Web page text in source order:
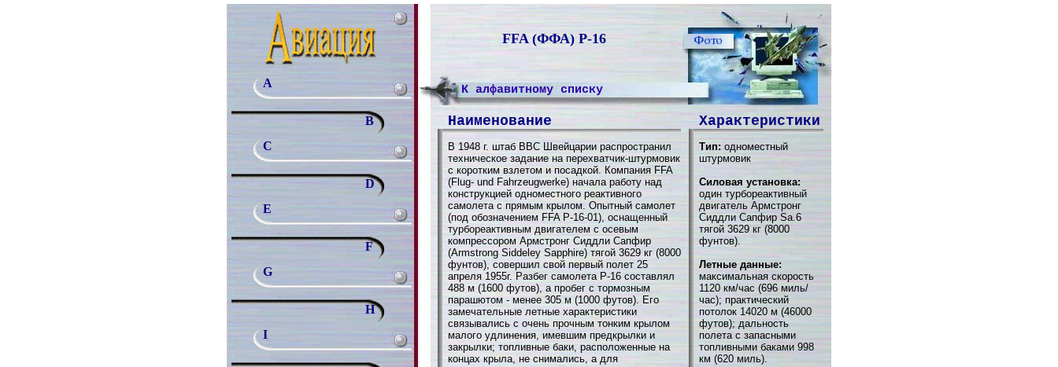
FFA (ФФА) P-16
A
B
C
D
E
F
G
H
I
К алфавитному списку
Наименование Характеристики
В 1948 г. штаб ВВС Швейцарии распространил
техническое задание на перехватчик-штурмовик
с коротким взлетом и посадкой. Компания FFA
(Flug- und Fahrzeugwerke) начала работу над
конструкцией одноместного реактивного
самолета с прямым крылом. Опытный самолет
(под обозначением FFA P-16-01), оснащенный
турбореактивным двигателем с осевым
компрессором Армстронг Сиддли Сапфир
(Armstrong Siddeley Sapphire) тягой 3629 кг (8000
фунтов), совершил свой первый полет 25
апреля 1955г. Разбег самолета Р-16 составлял
488 м (1600 футов), а пробег с тормозным
парашютом - менее 305 м (1000 футов). Его
замечательные летные характеристики
связывались с очень прочным тонким крылом
малого удлинения, имевшим предкрылки и
закрылки; топливные баки, расположенные на
концах крыла, не снимались, а для
Тип: одноместный
штурмовик
Силовая установка:
один турбореактивный
двигатель Армстронг
Сиддли Сапфир Sa.6
тягой 3629 кг (8000
фунтов).
Летные данные:
максимальная скорость
1120 км/час (696 миль/
час); практический
потолок 14020 м (46000
футов); дальность
полета с запасными
топливными баками 998
км (620 миль).